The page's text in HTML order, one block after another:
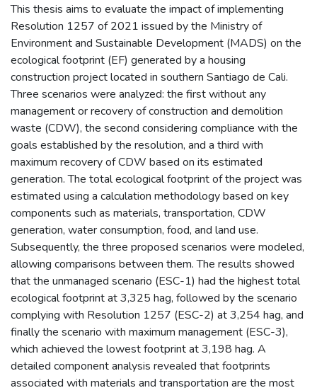
This thesis aims to evaluate the impact of implementing
Resolution 1257 of 2021 issued by the Ministry of
Environment and Sustainable Development (MADS) on the
ecological footprint (EF) generated by a housing
construction project located in southern Santiago de Cali.
Three scenarios were analyzed: the first without any
management or recovery of construction and demolition
waste (CDW), the second considering compliance with the
goals established by the resolution, and a third with
maximum recovery of CDW based on its estimated
generation. The total ecological footprint of the project was
estimated using a calculation methodology based on key
components such as materials, transportation, CDW
generation, water consumption, food, and land use.
Subsequently, the three proposed scenarios were modeled,
allowing comparisons between them. The results showed
that the unmanaged scenario (ESC-1) had the highest total
ecological footprint at 3,325 hag, followed by the scenario
complying with Resolution 1257 (ESC-2) at 3,254 hag, and
finally the scenario with maximum management (ESC-3),
which achieved the lowest footprint at 3,198 hag. A
detailed component analysis revealed that footprints
associated with materials and transportation are the most